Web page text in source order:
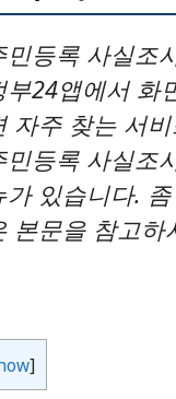
민등록 사실조
부24앱에서 화
자주 찾는 서
민등록 사실조
가 있습니다.
본문을 참고하
]